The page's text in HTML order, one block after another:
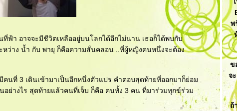
ที่ฟ้า อาจจะมีชีวิตเหลืออยู่บนโลกได้อีกไม่นาน เธอก็ได้พบกับ
ว่าง น้ำ กับ พายุ ก็คือความสั่นคลอน ..ที่ผู้หญิงคนหนึ่งจะต้อง
นที่ 3 เดินเข้ามาเป็นอีกหนึ่งตัวแปร คำตอบสุดท้ายที่ออกมาก็ย่อม
ย่างไร สุดท้ายแล้วคนที่เจ็บ ก็คือ คนทั้ง 3 คน ที่มาร่วมทุกข์ร่วม
พ
ข
จ
ถ้